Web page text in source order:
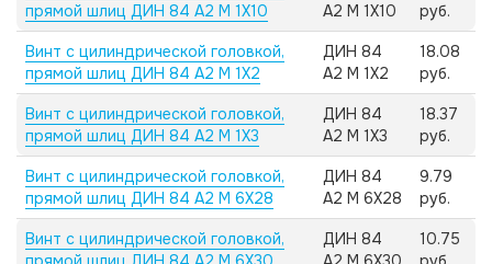
прямой шлиц ДИН 84 А2 M 1X10
А2 M 1X10
руб.
Винт с цилиндрической головкой,
прямой шлиц ДИН 84 А2 M 1X2
ДИН 84
А2 M 1X2
18.08
руб.
Винт с цилиндрической головкой,
прямой шлиц ДИН 84 А2 M 1X3
ДИН 84
А2 M 1X3
18.37
руб.
Винт с цилиндрической головкой,
прямой шлиц ДИН 84 А2 M 6X28
ДИН 84
А2 M 6X28
9.79
руб.
Винт с цилиндрической головкой,
ДИН 84
10.75